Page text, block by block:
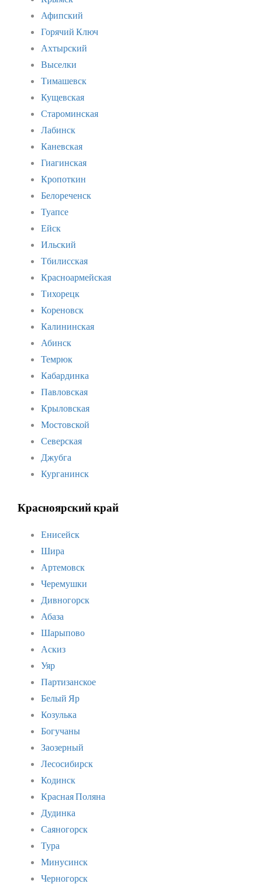
Афипский
Горячий Ключ
Ахтырский
Выселки
Тимашевск
Кущевская
Староминская
Лабинск
Каневская
Гиагинская
Кропоткин
Белореченск
Туапсе
Ейск
Ильский
Тбилисская
Красноармейская
Тихорецк
Кореновск
Калининская
Абинск
Темрюк
Кабардинка
Павловская
Крыловская
Мостовской
Северская
Джубга
Курганинск
Красноярский край
Енисейск
Шира
Артемовск
Черемушки
Дивногорск
Абаза
Шарыпово
Аскиз
Уяр
Партизанское
Белый Яр
Козулька
Богучаны
Заозерный
Лесосибирск
Кодинск
Красная Поляна
Дудинка
Саяногорск
Тура
Минусинск
Черногорск